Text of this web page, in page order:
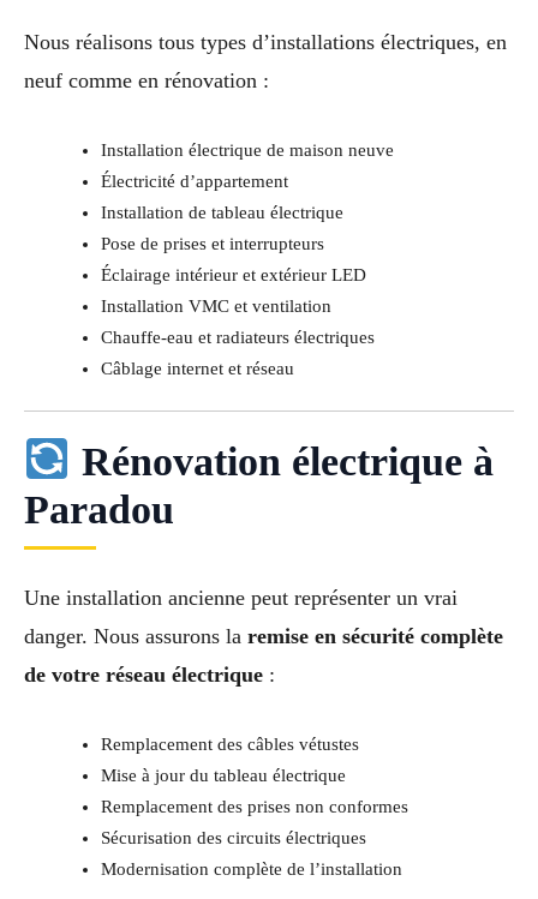
Nous réalisons tous types d’installations électriques, en
neuf comme en rénovation :
Installation électrique de maison neuve
Électricité d’appartement
Installation de tableau électrique
Pose de prises et interrupteurs
Éclairage intérieur et extérieur LED
Installation VMC et ventilation
Chauffe-eau et radiateurs électriques
Câblage internet et réseau
Rénovation électrique à
Paradou
Une installation ancienne peut représenter un vrai
danger. Nous assurons la remise en sécurité complète
de votre réseau électrique :
Remplacement des câbles vétustes
Mise à jour du tableau électrique
Remplacement des prises non conformes
Sécurisation des circuits électriques
Modernisation complète de l’installation